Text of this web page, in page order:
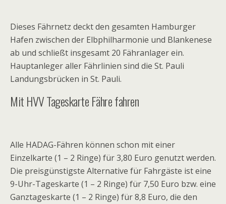
Dieses Fährnetz deckt den gesamten Hamburger
Hafen zwischen der Elbphilharmonie und Blankenese
ab und schließt insgesamt 20 Fähranlager ein.
Hauptanleger aller Fährlinien sind die St. Pauli
Landungsbrücken in St. Pauli.
Mit HVV Tageskarte Fähre fahren
Alle HADAG-Fähren können schon mit einer
Einzelkarte (1 – 2 Ringe) für 3,80 Euro genutzt werden.
Die preisgünstigste Alternative für Fahrgäste ist eine
9-Uhr-Tageskarte (1 – 2 Ringe) für 7,50 Euro bzw. eine
Ganztageskarte (1 – 2 Ringe) für 8,8 Euro, die den